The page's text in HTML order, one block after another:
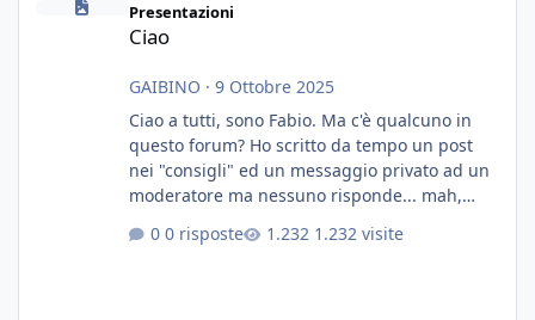
Presentazioni
Ciao
GAIBINO · 9 Ottobre 2025
Ciao a tutti, sono Fabio. Ma c'è qualcuno in
questo forum? Ho scritto da tempo un post
nei "consigli" ed un messaggio privato ad un
moderatore ma nessuno risponde... mah,
0 risposte 1.232 visite